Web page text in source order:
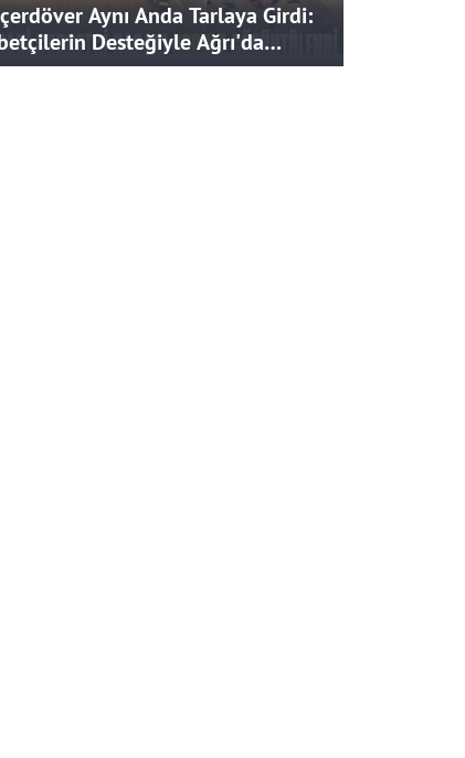
Aynı Anda Tarlaya Girdi:
Desteğiyle Ağrı'da
Hasat